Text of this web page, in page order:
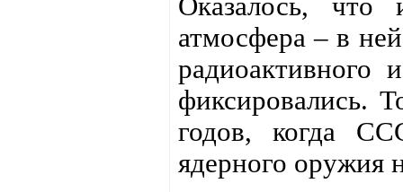
Оказалось, что
атмосфера – в
радиоактивного
фиксировались.
годов, когда
ядерного оружия